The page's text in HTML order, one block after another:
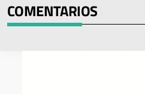
COMENTARIOS